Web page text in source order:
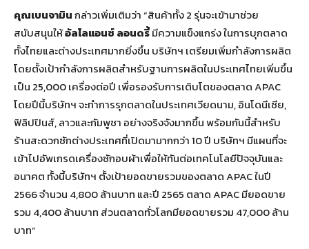
คุณเบนจามินกล่าวเพิ่มเติมว่า “สินค้าทั้ง 2 รุ่นจะเข้ามาช่วย
สนับสนุนให้อัลไลแอนซ์ ลอนดรี้มีความแข็งแกร่ง ในการบุกตลาด
ทั้งไทยและต่างประเทศมากยิ่งขึ้น บริษัทฯ เตรียมเพิ่มกำลังการผลิต
โดยตั้งเป้ากำลังการผลิตสำหรับฐานการผลิตในประเทศไทยเพิ่มขึ้น
เป็น 25,000 เครื่องต่อปี เพื่อรองรับการเติบโตของตลาด APAC
โดยปีนี้บริษัทฯ จะทำการรุกตลาดในประเทศเวียดนาม, อินโดนีเซีย,
ฟิลิปปินส์, ลาวและกัมพูชา อย่างจริงจังมากขึ้น พร้อมกันนี้สำหรับ
ร้านสะดวกซักต่างประเทศที่เปิดมามากกว่า 10 ปี บริษัทฯ มีแผนที่จะ
เข้าไปอัพเกรดเครื่องซักอบผ้าเพื่อให้ทันต่อเทคโนโลยีปัจจุบันและ
อนาคต ทั้งนี้บริษัทฯ ตั้งเป้ายอดขายรวมของตลาด APAC ในปี
2566 จำนวน 4,800 ล้านบาท และปี 2565 ตลาด APAC มียอดขาย
รวม 4,400 ล้านบาท ส่วนตลาดทั่วโลกมียอดขายรวม 47,000 ล้าน
บาท”